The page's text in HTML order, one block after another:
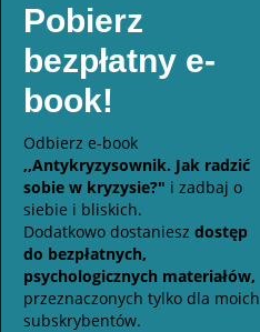
Pobierz
bezpłatny e-
book!
Odbierz e-book
,,Antykryzysownik. Jak radzić
sobie w kryzysie?" i zadbaj o
siebie i bliskich.
Dodatkowo dostaniesz dostęp
do bezpłatnych,
psychologicznych materiałów,
przeznaczonych tylko dla moich
subskrybentów.